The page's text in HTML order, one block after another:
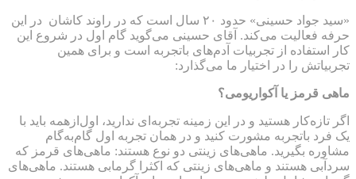
«
سید جواد حسینی» حدود ۲۰ سال است که در راوند کاشان در این
حرفه فعالیت می‌کند. آقای حسینی می‌گوید گام اول در شروع این
کار استفاده از تجربیات آدم‌های باتجربه است و برای همین
تجربیاتش را در اختیار ما می‌گذارد:
ماهی قرمز یا آکواریومی؟
اگر تازه‌کار هستید و در این زمینه تجربه‌ای ندارید، اول‌ازهمه باید با
یک فرد باتجربه مشورت کنید و در همان تجربه اول گام‌به‌گام
مشاوره بگیرید. ماهی‌های زینتی دو نوع هستند: ماهی‌های قرمز که
سردآبی هستند و ماهی‌های زینتی که اکثرا گرمابی هستند. ماهی‌های